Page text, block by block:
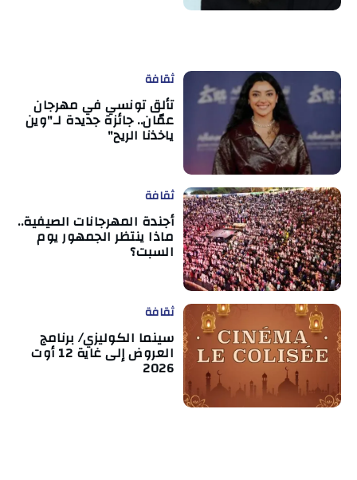
ثقافة
تألق تونسي في مهرجان
عمّان.. جائزة جديدة لـ"وين
ياخذنا الريح"
ثقافة
أجندة المهرجانات الصيفية..
ماذا ينتظر الجمهور يوم
السبت؟
ثقافة
سينما الكوليزي/ برنامج
العروض إلى غاية 12 أوت
2026